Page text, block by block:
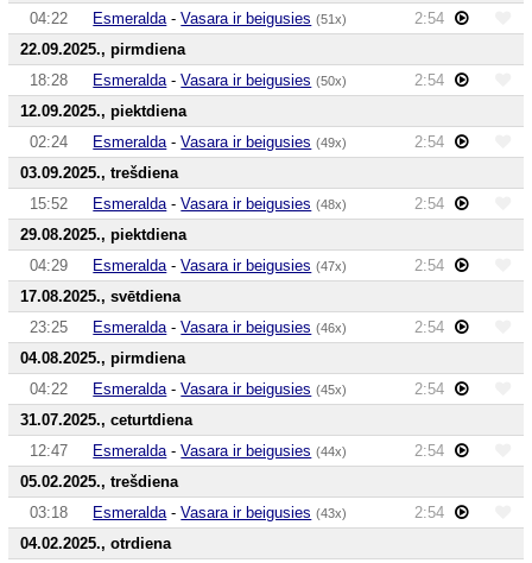
04:22
Esmeralda -Vasara ir beigusies (51x)
2:54
22.09.2025., pirmdiena
18:28
Esmeralda -Vasara ir beigusies (50x)
2:54
12.09.2025., piektdiena
02:24
Esmeralda -Vasara ir beigusies (49x)
2:54
03.09.2025., trešdiena
15:52
Esmeralda -Vasara ir beigusies (48x)
2:54
29.08.2025., piektdiena
04:29
Esmeralda -Vasara ir beigusies (47x)
2:54
17.08.2025., svētdiena
23:25
Esmeralda -Vasara ir beigusies (46x)
2:54
04.08.2025., pirmdiena
04:22
Esmeralda -Vasara ir beigusies (45x)
2:54
31.07.2025., ceturtdiena
12:47
Esmeralda -Vasara ir beigusies (44x)
2:54
05.02.2025., trešdiena
03:18
Esmeralda -Vasara ir beigusies (43x)
2:54
04.02.2025., otrdiena